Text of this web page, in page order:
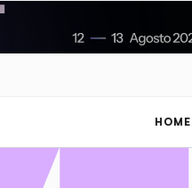
HOME